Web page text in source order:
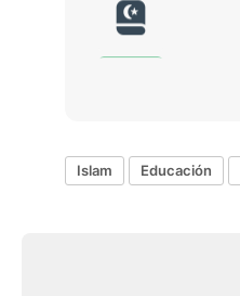
Islam Educación